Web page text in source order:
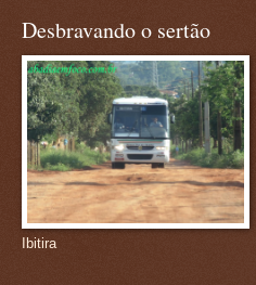
Desbravando o sertão
Ibitira